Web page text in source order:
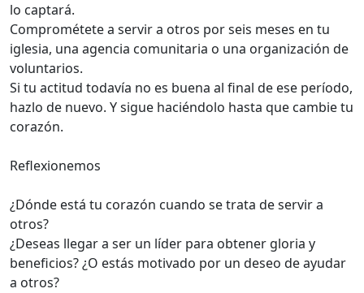
lo captará.
Comprométete a servir a otros por seis meses en tu
iglesia, una agencia comunitaria o una organización de
voluntarios.
Si tu actitud todavía no es buena al final de ese período,
hazlo de nuevo. Y sigue haciéndolo hasta que cambie tu
corazón.
Reflexionemos
¿Dónde está tu corazón cuando se trata de servir a
otros?
¿Deseas llegar a ser un líder para obtener gloria y
beneficios? ¿O estás motivado por un deseo de ayudar
a otros?